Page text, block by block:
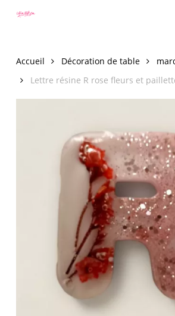
Accueil Décoration de table
Lettre résine R rose fleurs et